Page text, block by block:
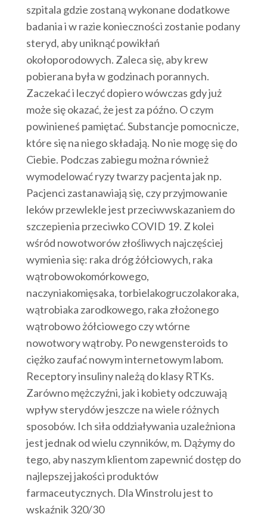
szpitala gdzie zostaną wykonane dodatkowe
badania i w razie konieczności zostanie podany
steryd, aby uniknąć powikłań
okołoporodowych. Zaleca się, aby krew
pobierana była w godzinach porannych.
Zaczekać i leczyć dopiero wówczas gdy już
może się okazać, że jest za późno. O czym
powinieneś pamiętać. Substancje pomocnicze,
które się na niego składają. No nie mogę się do
Ciebie. Podczas zabiegu można również
wymodelować ryzy twarzy pacjenta jak np.
Pacjenci zastanawiają się, czy przyjmowanie
leków przewlekle jest przeciwwskazaniem do
szczepienia przeciwko COVID 19. Z kolei
wśród nowotworów złośliwych najczęściej
wymienia się: raka dróg żółciowych, raka
wątrobowokomórkowego,
naczyniakomięsaka, torbielakogruczolakoraka,
wątrobiaka zarodkowego, raka złożonego
wątrobowo żółciowego czy wtórne
nowotwory wątroby. Po newgensteroids to
ciężko zaufać nowym internetowym labom.
Receptory insuliny należą do klasy RTKs.
Zarówno mężczyźni, jak i kobiety odczuwają
wpływ sterydów jeszcze na wiele różnych
sposobów. Ich siła oddziaływania uzależniona
jest jednak od wielu czynników, m. Dążymy do
tego, aby naszym klientom zapewnić dostęp do
najlepszej jakości produktów
farmaceutycznych. Dla Winstrolu jest to
wskaźnik 320/30